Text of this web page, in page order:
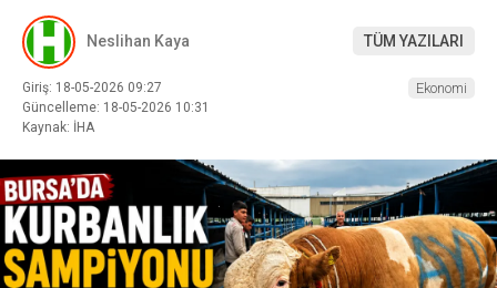
Neslihan Kaya TÜM YAZILARI
Giriş: 18-05-2026 09:27
Güncelleme: 18-05-2026 10:31
Kaynak: İHA
Ekonomi